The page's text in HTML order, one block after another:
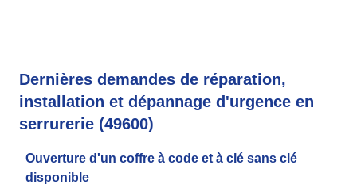
Dernières demandes de réparation,
installation et dépannage d'urgence en
serrurerie (49600)
Ouverture d'un coffre à code et à clé sans clé
disponible